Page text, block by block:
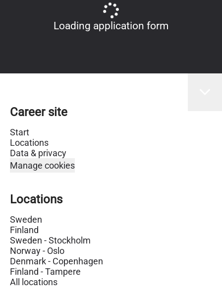
Loading application form
Career site
Start
Locations
Data & privacy
Manage cookies
Locations
Sweden
Finland
Sweden - Stockholm
Norway - Oslo
Denmark - Copenhagen
Finland - Tampere
All locations